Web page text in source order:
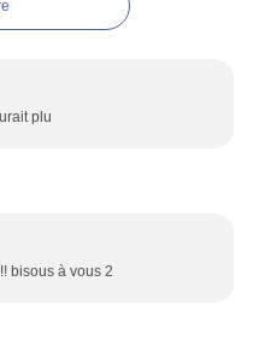
plu
bisous à vous 2